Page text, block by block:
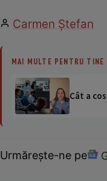
Carmen Ştefan
MAI MULTE PENTRU TINE
Cât a
Urmărește-ne pe